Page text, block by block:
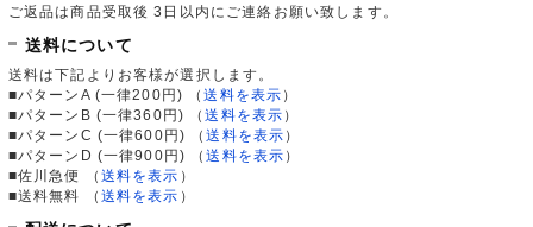
ご返品は商品受取後 3日以内にご連絡お願い致します。
送料について
送料は下記よりお客様が選択します。
■パターンA (一律200円)
（送料を表示 ）
■パターンB (一律360円)
（送料を表示 ）
■パターンC (一律600円)
（送料を表示 ）
■パターンD (一律900円)
（送料を表示 ）
■佐川急便
（ 送料を表示 ）
■送料無料
（ 送料を表示 ）